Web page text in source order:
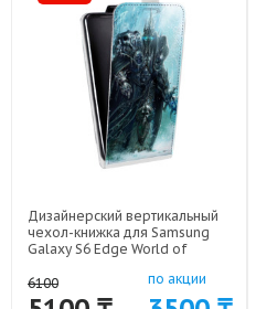
Дизайнерский вертикальный
чехол-книжка для Samsung
Galaxy S6 Edge World of
6100
по акции